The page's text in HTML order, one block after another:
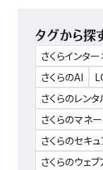
タグから探
さくらインタ
さくらのAI
さくらのレン
さくらのマネ
さくらのセキ
さくらのウェ